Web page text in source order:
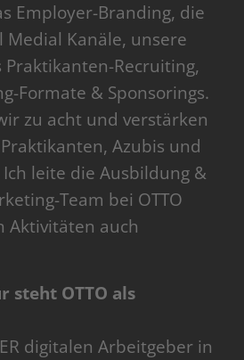
Employer-Branding, die
Medial Kanäle, unsere
Praktikanten-Recruiting,
Formate & Sponsorings.
zu acht und verstärken
Azubis und
leite die Ausbildung &
Team bei OTTO
Aktivitäten auch
steht OTTO als
digitalen Arbeitgeber in